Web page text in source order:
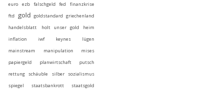
euro
ezb falschgeld fed
finanzkrise
ftd
gold goldstandard griechenland
handelsblatt
holt unser gold heim
inflation
iwf keynes
lügen
mainstream
manipulation
mises
papiergeld
planwirtschaft
putsch
rettung
schäuble silber
sozialismus
spiegel
staatsbankrott
staatsgold